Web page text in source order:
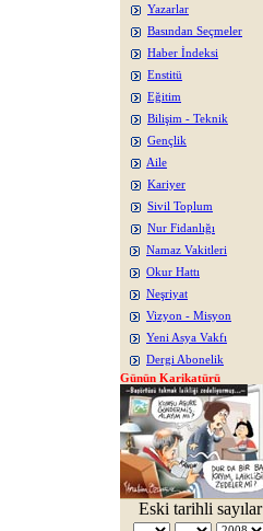
Yazarlar
Basından Seçmeler
Haber İndeksi
Enstitü
Eğitim
Bilişim - Teknik
Gençlik
Aile
Kariyer
Sivil Toplum
Nur Fidanlığı
Namaz Vakitleri
Okur Hattı
Neşriyat
Vizyon - Misyon
Yeni Asya Vakfı
Dergi Abonelik
Günün Karikatürü
Eski tarihli sayılar